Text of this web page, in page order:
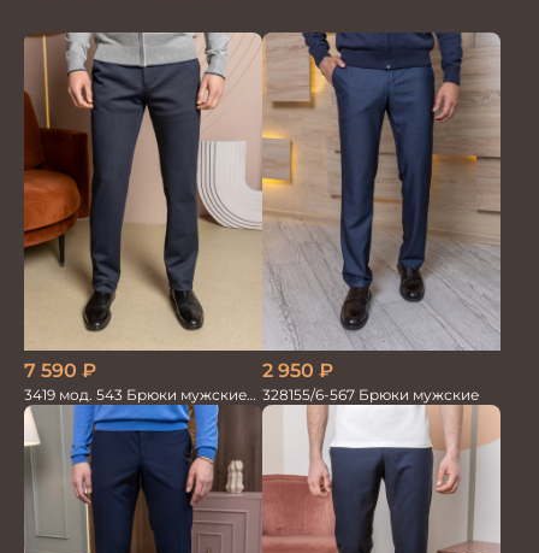
7 590 ₽
3419 мод. 543 Брюки мужские
трикотажные
2 950 ₽
328155/6-567 Брюки мужские